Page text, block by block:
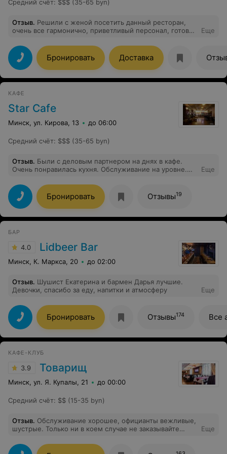
Средний счёт: $$$ (35-65 byn)
Отзыв. Решили с женой посетить данный ресторан,
очень все гармонично, приветливый персонал, готовы
пицца прям перенесла в Италию (есть с чем сравнить)
Еще
Бронировать Доставка
КАФЕ
Star Сafe
Минск, ул. Кирова, 13 до 06:00
Средний счёт: $$$ (35-65 byn)
Отзыв. Были с деловым партнером на днях в кафе.
Очень понравилась кухня. Обслуживание на уровне.
доброжелательная, милая. Спасибо ей огромное.
Радует глаз и греет душу. Обязательно вернусь еще.
Еще
Бронировать Отзывы19
БАР
4.0 Lidbeer Bar
Минск, К. Маркса, 20 до 02:00
Отзыв. Шушист Екатерина и бармен Дарья лучшие.
Девочки, спасибо за еду, напитки и атмосферу
Еще
Бронировать Отзывы174 Все
КАФЕ-КЛУБ
3.9 Товарищ
Минск, ул. Я. Купалы, 21 до 00:00
Средний счёт: $$ (15-35 byn)
Отзыв. Обслуживание хорошее, официанты вежливые,
шустрые. Только ни в коем случае не заказывайте
2-3 икринки остальное какое-то жирное мясо. А стоит
Еще